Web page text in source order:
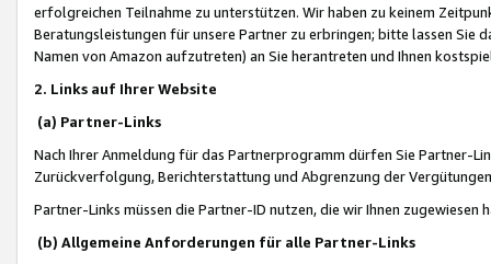
erfolgreichen Teilnahme zu unterstützen. Wir haben zu keinem
Beratungsleistungen für unsere Partner zu erbringen; bitte lassen Sie
Namen von Amazon aufzutreten) an Sie herantreten und Ihnen
2. Links auf Ihrer Website
(a) Partner-Links
Nach Ihrer Anmeldung für das Partnerprogramm dürfen Sie Partner-
Zurückverfolgung, Berichterstattung und Abgrenzung der
Partner-Links müssen die Partner-ID nutzen, die wir Ihnen zugewiesen
(b) Allgemeine Anforderungen für alle Partner-Links